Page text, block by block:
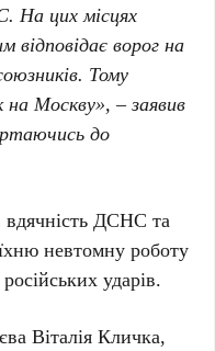
На цих місцях
відповідає ворог на
Тому
на Москву», – заявив
до
ДСНС та
невтомну роботу
ударів.
Віталія Кличка,